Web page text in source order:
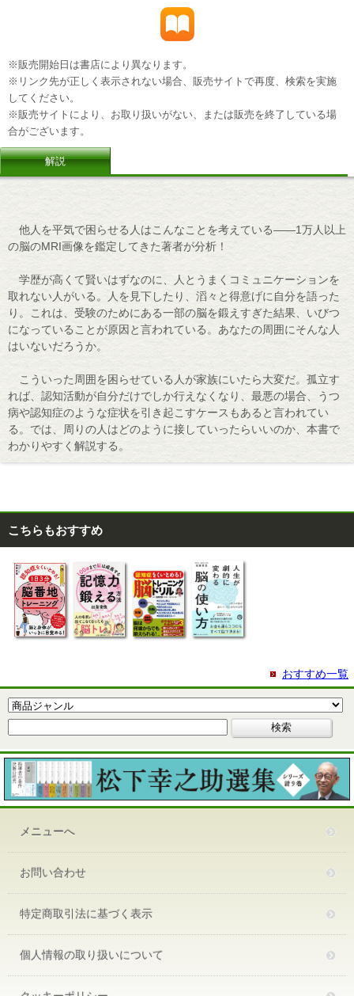
※販売開始日は書店により異なります。
※リンク先が正しく表示されない場合、販売サイトで再度、検索を実施
してください。
※販売サイトにより、お取り扱いがない、または販売を終了している場
合がございます。
解説
他人を平気で困らせる人はこんなことを考えている――1万人以上
の脳のMRI画像を鑑定してきた著者が分析！
学歴が高くて賢いはずなのに、人とうまくコミュニケーションを
取れない人がいる。人を見下したり、滔々と得意げに自分を語った
り。これは、受験のためにある一部の脳を鍛えすぎた結果、いびつ
になっていることが原因と言われている。あなたの周囲にそんな人
はいないだろうか。
こういった周囲を困らせている人が家族にいたら大変だ。孤立す
れば、認知活動が自分だけでしか行えなくなり、最悪の場合、うつ
病や認知症のような症状を引き起こすケースもあると言われてい
る。では、周りの人はどのように接していったらいいのか、本書で
わかりやすく解説する。
こちらもおすすめ
おすすめ一覧
メニューへ
お問い合わせ
特定商取引法に基づく表示
個人情報の取り扱いについて